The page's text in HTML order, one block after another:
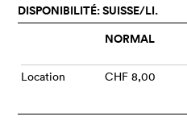
DISPONIBILITÉ: SUISSE/LI.
NORMAL
Location CHF 8,00